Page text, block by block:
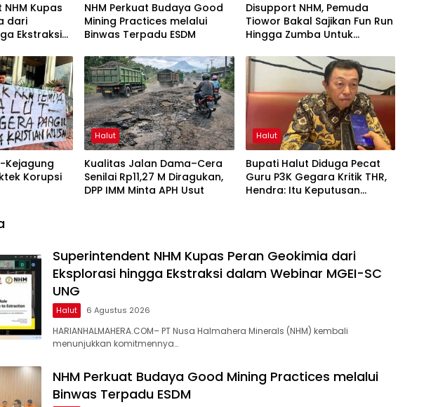
Kupas
dari
Ekstraksi
NHM Perkuat Budaya Good
Mining Practices melalui
Binwas Terpadu ESDM
Disupport NHM, Pemuda
Tiowor Bakal Sajikan Fun Run
Hingga Zumba Untuk
Kejagung
Korupsi
Halut
Kualitas Jalan Dama–Cera
Senilai Rp11,27 M Diragukan,
DPP IMM Minta APH Usut
Halut
Bupati Halut Diduga Pecat
Guru P3K Gegara Kritik THR,
Hendra: Itu Keputusan
Superintendent NHM Kupas Peran Geokimia dari
Eksplorasi hingga Ekstraksi dalam Webinar MGEI-SC
UNG
Halut 6 Agustus 2026
HARIANHALMAHERA.COM– PT Nusa Halmahera Minerals (NHM) kembali
menunjukkan komitmennya…
NHM Perkuat Budaya Good Mining Practices melalui
Binwas Terpadu ESDM